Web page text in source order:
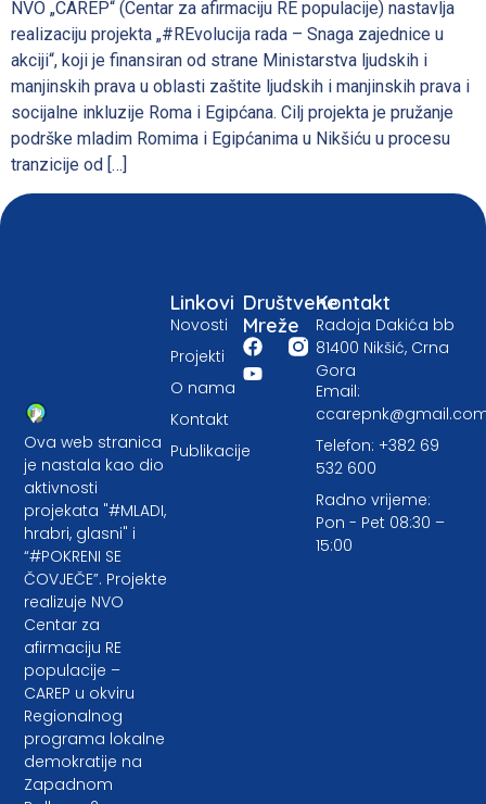
NVO „CAREP“ (Centar za afirmaciju RE populacije) nastavlja
realizaciju projekta „#REvolucija rada – Snaga zajednice u
akciji“, koji je finansiran od strane Ministarstva ljudskih i
manjinskih prava u oblasti zaštite ljudskih i manjinskih prava i
socijalne inkluzije Roma i Egipćana. Cilj projekta je pružanje
podrške mladim Romima i Egipćanima u Nikšiću u procesu
tranzicije od […]
Ova web stranica
je nastala kao dio
aktivnosti
projekata "#MLADI,
hrabri, glasni" i
“#POKRENI SE
ČOVJEČE”. Projekte
realizuje NVO
Centar za
afirmaciju RE
populacije –
CAREP u okviru
Regionalnog
programa lokalne
demokratije na
Zapadnom
Društvene
Mreže
Linkovi
Novosti
Projekti
O nama
Kontakt
Publikacije
Kontakt
Radoja Dakića bb
81400 Nikšić, Crna
Gora
Email:
Telefon: +382 69
532 600
Radno vrijeme:
Pon - Pet 08:30 –
15:00